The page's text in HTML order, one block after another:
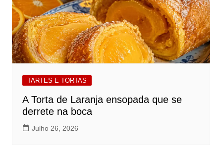
TARTES E TORTAS
A Torta de Laranja ensopada que se
derrete na boca
Julho 26, 2026